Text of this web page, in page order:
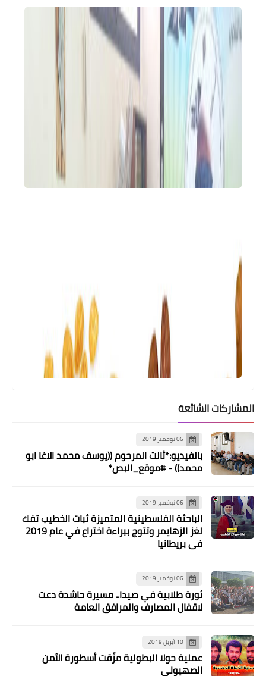
أخبار متنوعة
فرص العمل التالية:
المشاركات الشائعة
06 نوفمبر 2019
بالفيديو:*ثالث المرحوم ((يوسف محمد الاغا ابو
محمد)) - #موقع_البص*
06 نوفمبر 2019
الباحثة الفلسطينية المتميزة ثبات الخطيب تفك
لغز الزهايمر وتتوج ببراءة اختراع في عام 2019
في بريطانيا
06 نوفمبر 2019
ثورة طلابية في صيدا.. مسيرة حاشدة دعت
لاقفال المصارف والمرافق العامة
10 أبريل 2019
عملية حولا البطولية مزّقت أسطورة الأمن
الصهيوني